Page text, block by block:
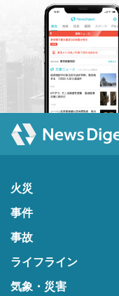
火災
事件
事故
ライフライン
気象・災害